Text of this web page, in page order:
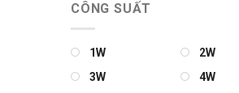
CÔNG SUẤT
1W
2W
3W
4W